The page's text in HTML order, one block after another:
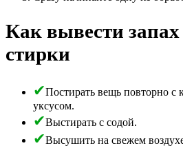
Как вывести запах
стирки
Постирать вещь повторно с
уксусом.
Выстирать с содой.
Высушить на свежем